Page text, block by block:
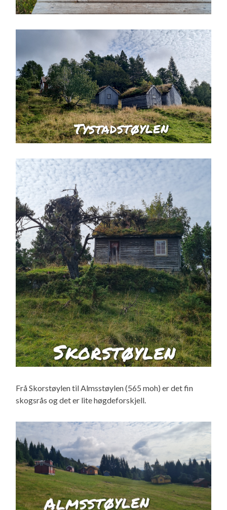
Frå Skorstøylen til Almsstøylen (565 moh) er det fin
skogsrås og det er lite høgdeforskjell.